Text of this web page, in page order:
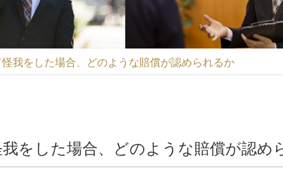
我をした場合、どのような賠償が認められるか
をした場合、どのような賠償が認め